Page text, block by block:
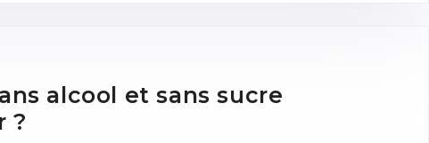
alcool et sans sucre
?